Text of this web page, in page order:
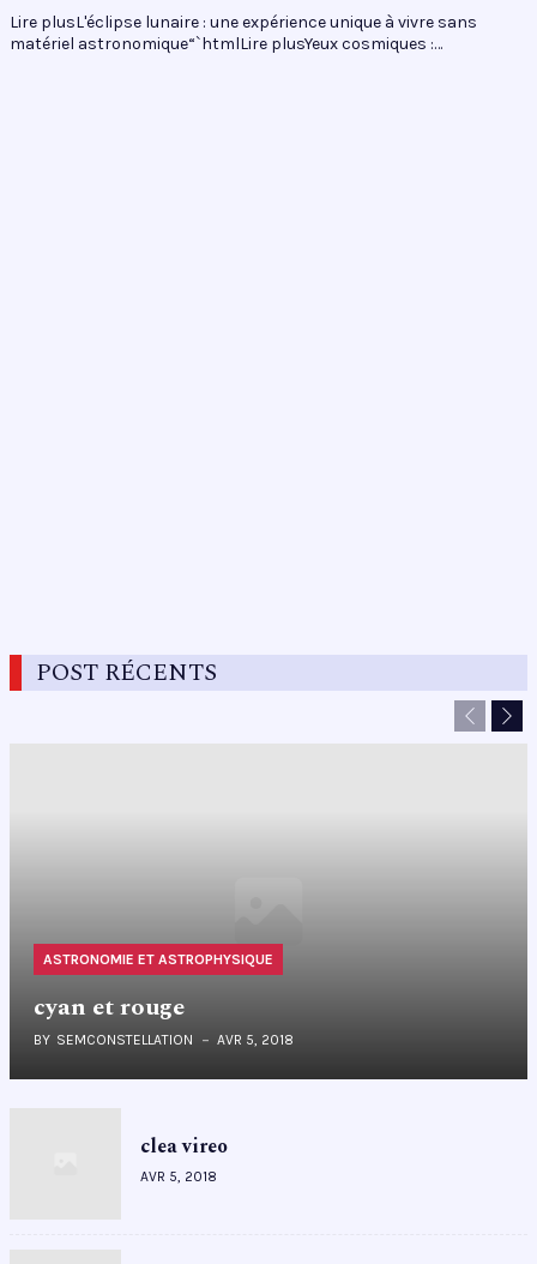
Lire plusL'éclipse lunaire : une expérience unique à vivre sans
matériel astronomique“`htmlLire plusYeux cosmiques :…
POST RÉCENTS
Previous
Next
ASTRONOMIE ET ASTROPHYSIQUE
cyan et rouge
BY SEMCONSTELLATION AVR 5, 2018
clea vireo
AVR 5, 2018